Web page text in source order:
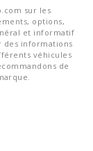
sur les
options,
et informatif
des informations
véhicules
de